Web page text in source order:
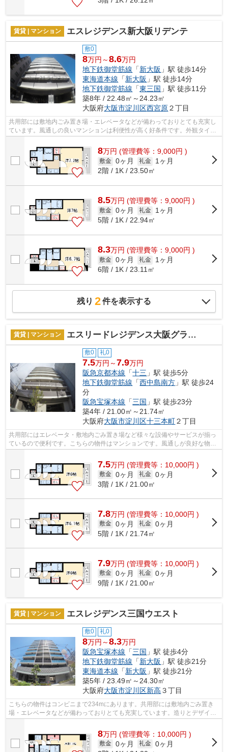
賃貸 | マンション エスレジデンス新大阪リデンテ
敷0
8万円～8.6万円
地下鉄御堂筋線 「新大阪 」駅 徒歩14分
東海道本線 「新大阪 」駅 徒歩14分
地下鉄御堂筋線 「東三国 」駅 徒歩11分
築8年 / 22.48㎡～24.23㎡
大阪府大阪市淀川区西宮原２丁目
共用部には敷地内ごみ置き場・エレベータなどが備わっておりとても充実し
ています。風通しの良いマンションは利便性が高く好条件です。外観タイル
張りなので経年劣化が少なくメンテナ...
8万円 (管理費等：9,000円 )
敷金 0ヶ月 礼金
1ヶ月
2階 / 1K / 23.50㎡
8.5万円 (管理費等：9,000円 )
敷金 0ヶ月 礼金
1ヶ月
5階 / 1K / 22.94㎡
8.3万円 (管理費等：9,000円 )
敷金 0ヶ月 礼金
1ヶ月
6階 / 1K / 23.11㎡
残り 2件を表示する
賃貸 | マンション エスリードレジデンス大阪グランノース1
敷0 礼0
7.5万円～7.9万円
阪急京都本線 「十三 」駅 徒歩5分
地下鉄御堂筋線 「西中島南方 」駅 徒歩24
分
阪急宝塚本線 「三国 」駅 徒歩23分
築4年 / 21.00㎡～21.74㎡
大阪府大阪市淀川区十三本町２丁目
共用部にはエレベータ・敷地内ごみ置き場など様々な設備やサービスが揃っ
ているので便利です。こちらの物件はマンションです。風通しが良好な物件
7.5万円 (管理費等：10,000円 )
敷金 0ヶ月 礼金 0ヶ月
3階 / 1K / 21.00㎡
7.8万円 (管理費等：10,000円 )
敷金 0ヶ月 礼金 0ヶ月
5階 / 1K / 21.74㎡
7.9万円 (管理費等：10,000円 )
敷金 0ヶ月 礼金 0ヶ月
9階 / 1K / 21.00㎡
賃貸 | マンション エスレジデンス三国ウエスト
敷0 礼0
8万円～8.3万円
阪急宝塚本線 「三国 」駅 徒歩4分
地下鉄御堂筋線 「新大阪 」駅 徒歩21分
東海道本線 「新大阪 」駅 徒歩21分
築5年 / 23.49㎡～24.30㎡
大阪府大阪市淀川区新高 ３丁目
こちらの物件はコンビニまで234mにあります。共用部には敷地内ごみ置き
場・エレベータなどが備わっておりとても充実しています。造りとデザイン
8万円 (管理費等：10,000円 )
敷金 0ヶ月 礼金 0ヶ月